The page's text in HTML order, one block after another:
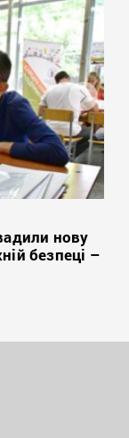
нову
безпеці –